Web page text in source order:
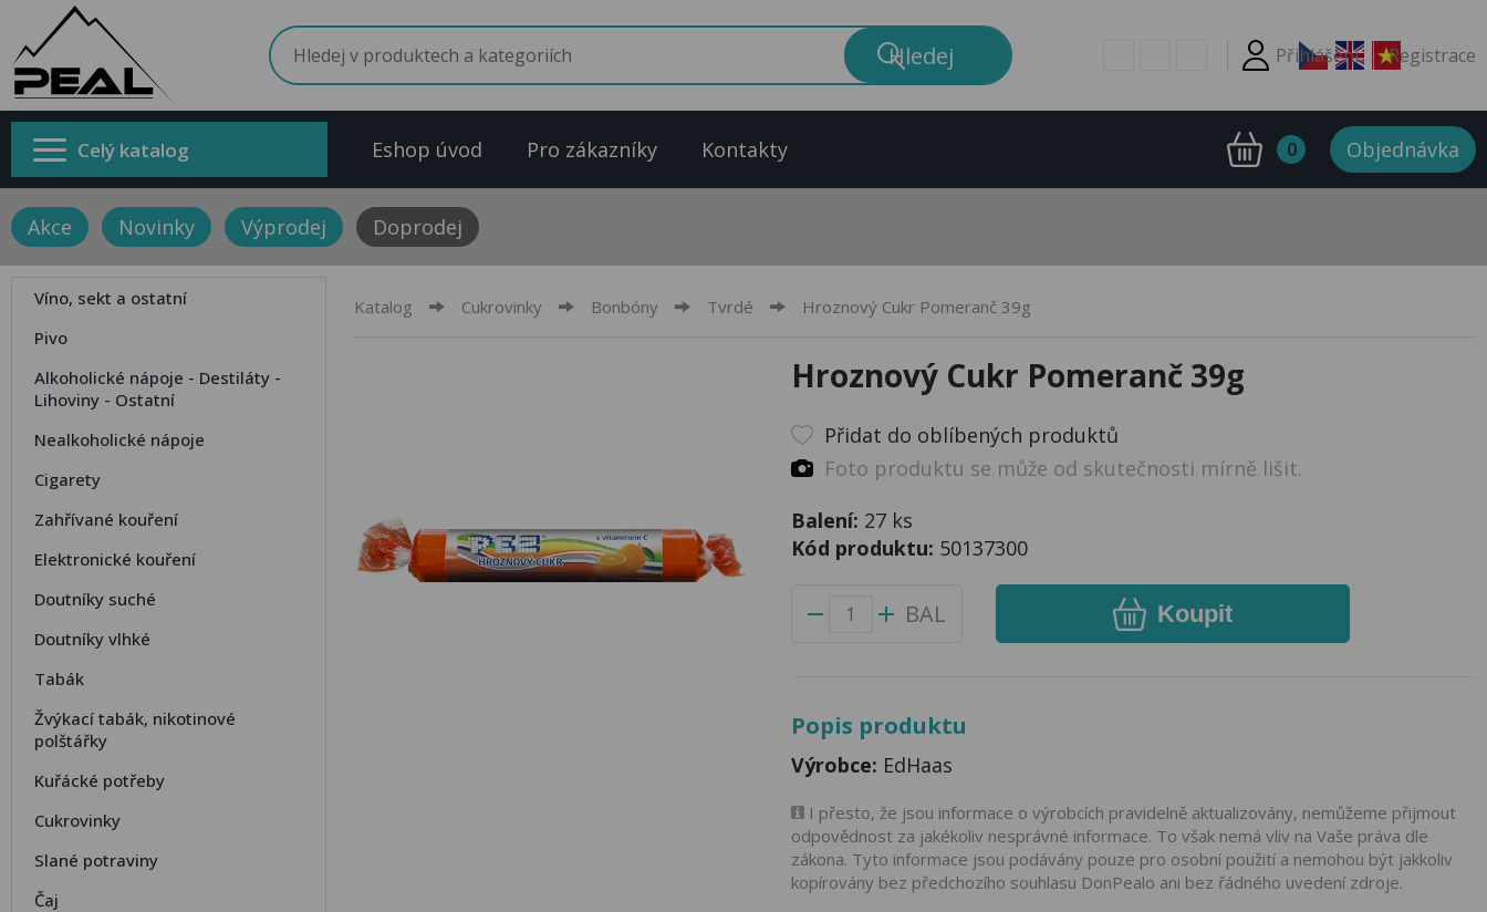
Přihlášení Registrace
Celý katalog Eshop úvod Pro zákazníky Kontakty 0 Objednávka
Akce Novinky Výprodej Doprodej
Víno, sekt a ostatní
Pivo
Alkoholické nápoje - Destiláty -
Lihoviny - Ostatní
Nealkoholické nápoje
Cigarety
Zahřívané kouření
Elektronické kouření
Doutníky suché
Doutníky vlhké
Tabák
Žvýkací tabák, nikotinové
polštářky
Kuřácké potřeby
Cukrovinky
Slané potraviny
Čaj
Katalog Cukrovinky Bonbóny Tvrdé Hroznový Cukr Pomeranč 39g
Hroznový Cukr Pomeranč 39g
Přidat do oblíbených produktů
Foto produktu se může od skutečnosti mírně lišit.
Balení: 27 ks
Kód produktu: 50137300
BAL Koupit
Popis produktu
Výrobce: EdHaas
I přesto, že jsou informace o výrobcích pravidelně aktualizovány, nemůžeme přijmout
odpovědnost za jakékoliv nesprávné informace. To však nemá vliv na Vaše práva dle
zákona. Tyto informace jsou podávány pouze pro osobní použití a nemohou být jakkoliv
kopírovány bez předchozího souhlasu DonPealo ani bez řádného uvedení zdroje.